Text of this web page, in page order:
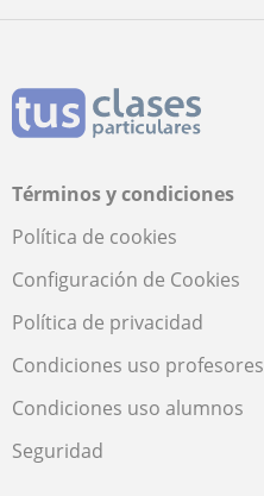
Términos y condiciones
Política de cookies
Configuración de Cookies
Política de privacidad
Condiciones uso profesores
Condiciones uso alumnos
Seguridad